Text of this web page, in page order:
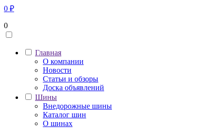
0 ₽
0
Главная
О компании
Новости
Статьи и обзоры
Доска объявлений
Шины
Внедорожные шины
Каталог шин
О шинах